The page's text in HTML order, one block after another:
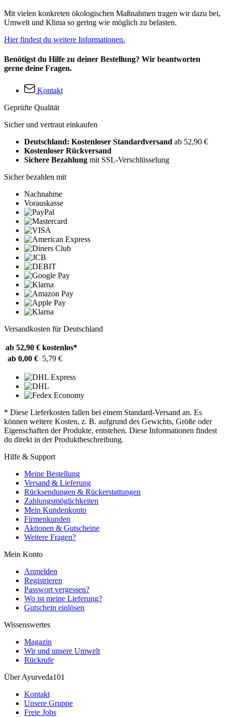
Mit vielen konkreten ökologischen Maßnahmen tragen wir dazu bei,
Umwelt und Klima so gering wie möglich zu belasten.
Hier findest du weitere Informationen.
Benötigst du Hilfe zu deiner Bestellung? Wir beantworten
gerne deine Fragen.
Kontakt
Geprüfte Qualität
Sicher und vertraut einkaufen
Deutschland: Kostenloser Standardversand ab 52,90 €
Kostenloser Rückversand
Sichere Bezahlung mit SSL-Verschlüsselung
Sicher bezahlen mit
Nachnahme
Vorauskasse
Versandkosten für Deutschland
ab 52,90 € kostenlos*
ab 0,00 € 5,79 €
* Diese Lieferkosten fallen bei einem Standard-Versand an. Es
können weitere Kosten, z. B. aufgrund des Gewichts, Größe oder
Eigenschaften der Produkte, entstehen. Diese Informationen findest
du direkt in der Produktbeschreibung.
Hilfe & Support
Meine Bestellung
Versand & Lieferung
Rücksendungen & Rückerstattungen
Zahlungsmöglichkeiten
Mein Kundenkonto
Firmenkunden
Aktionen & Gutscheine
Weitere Fragen?
Mein Konto
Anmelden
Registrieren
Passwort vergessen?
Wo ist meine Lieferung?
Gutschein einlösen
Wissenswertes
Magazin
Wir und unsere Umwelt
Rückrufe
Über Ayurveda101
Kontakt
Unsere Gruppe
Freie Jobs